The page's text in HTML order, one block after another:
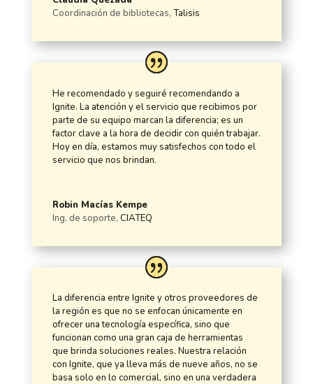
Coordinación de bibliotecas, Talisis
He recomendado y seguiré recomendando a
Ignite. La atención y el servicio que recibimos por
parte de su equipo marcan la diferencia; es un
factor clave a la hora de decidir con quién trabajar.
Hoy en día, estamos muy satisfechos con todo el
servicio que nos brindan.
Robin Macías Kempe
Ing. de soporte, CIATEQ
La diferencia entre Ignite y otros proveedores de
la región es que no se enfocan únicamente en
ofrecer una tecnología específica, sino que
funcionan como una gran caja de herramientas
que brinda soluciones reales. Nuestra relación
con Ignite, que ya lleva más de nueve años, no se
basa solo en lo comercial, sino en una verdadera